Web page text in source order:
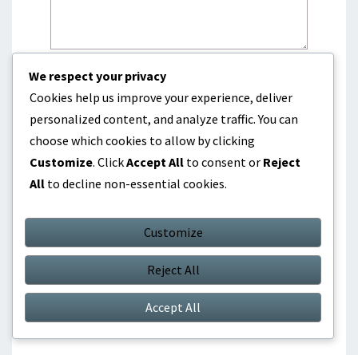
Name*
Email*
Save my name, email, and website in this
browser for the next time I comment.
We respect your privacy
Cookies help us improve your experience, deliver
personalized content, and analyze traffic. You can
choose which cookies to allow by clicking
Customize. ClickAccept All to consent or Reject
All to decline non-essential cookies.
Customize
Reject All
Accept All